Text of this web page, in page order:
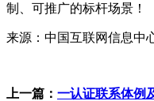
制、可推广的标杆场景！
来源：中国互联网信息中
上一篇： 一认证联系体例